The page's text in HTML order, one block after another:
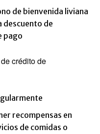
de bienvenida liviana
descuento de
pago
crédito de
recompensas en
de comidas o